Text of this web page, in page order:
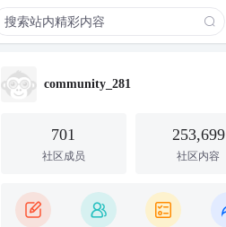
community_281
701
社区成员
253,699
社区内容